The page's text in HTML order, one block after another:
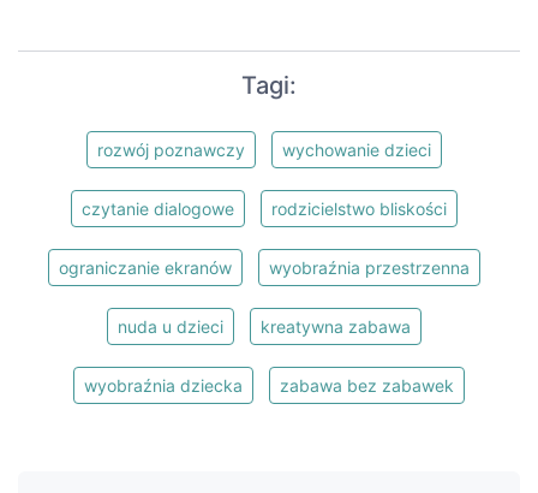
Tagi:
rozwój poznawczy wychowanie dzieci
czytanie dialogowe rodzicielstwo bliskości
ograniczanie ekranów wyobraźnia przestrzenna
nuda u dzieci kreatywna zabawa
wyobraźnia dziecka zabawa bez zabawek